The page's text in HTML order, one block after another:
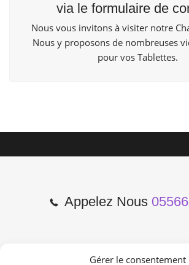
Gérer le consentement
via le formulaire de
Nous vous invitons à visiter notre
Nous y proposons de nombreuses
pour vos Tablettes.
Appelez Nous